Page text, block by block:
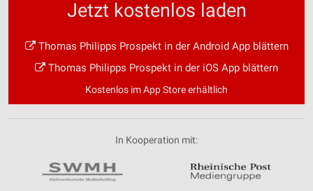
Jetzt kostenlos laden
Thomas Philipps Prospekt in der Android App blättern
Thomas Philipps Prospekt in der iOS App blättern
Kostenlos im App Store erhältlich
In Kooperation mit: